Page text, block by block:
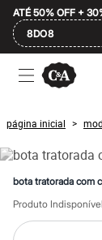
ATÉ 50% OFF +
8DO8
Ofertas
Compre por
Masculino
Infantil
Calçados
Mindse7
Plus Size
Até 20% off
Até 40% off
Até 60% off
A partir de 60%
página inicial >
bota tratorada com
Produto Indisponível